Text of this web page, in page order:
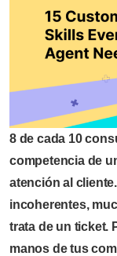
8 de cada 10
competencia de
atención al
incoherentes,
trata de un ticket.
manos de tus